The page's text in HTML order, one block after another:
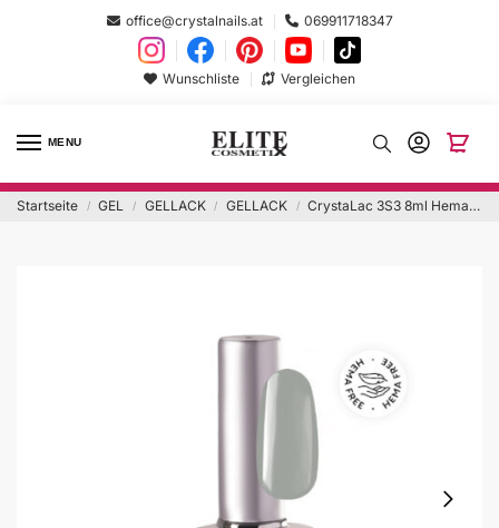
office@crystalnails.at 069911718347
Wunschliste Vergleichen
MENU
Startseite / GEL / GELLACK / GELLACK / CrystaLac 3S3 8ml Hema Free